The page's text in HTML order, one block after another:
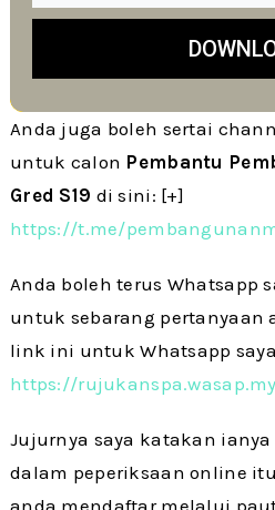
Anda juga boleh sertai
untuk calon Pembantu
Gred S19 di sini: [+]
https://t.me/
Anda boleh terus Whatsapp
untuk sebarang pertanyaan
link ini untuk Whatsapp
https://rujukanspa.wasap.my
Jujurnya saya katakan
dalam peperiksaan online
anda mendaftar melalui